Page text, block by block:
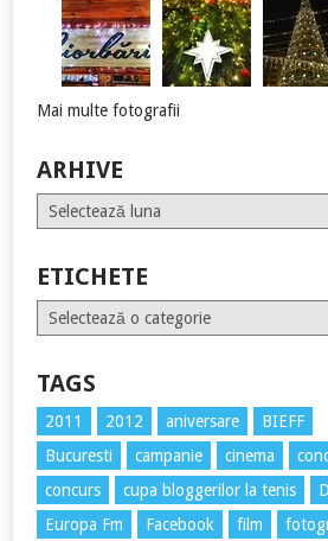
Mai multe fotografii
ARHIVE
Arhive
ETICHETE
Etichete
TAGS
2011 2012 aniversare
BIEFF
Bucuresti
campanie cinema
concurs
cupa bloggerilor la tenis
Europa Fm
Facebook film